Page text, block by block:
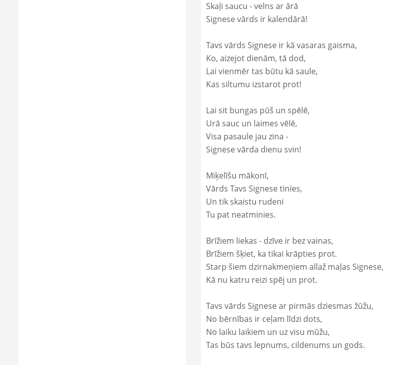
Skaļi saucu - velns ar ārā
Signese vārds ir kalendārā!
Tavs vārds Signese ir kā vasaras gaisma,
Ko, aizejot dienām, tā dod,
Lai vienmēr tas būtu kā saule,
Kas siltumu izstarot prot!
Lai sit bungas pūš un spēlē,
Urā sauc un laimes vēlē,
Visa pasaule jau zina -
Signese vārda dienu svin!
Miķelīšu mākonī,
Vārds Tavs Signese tinies,
Un tik skaistu rudeni
Tu pat neatminies.
Brīžiem liekas - dzīve ir bez vainas,
Brīžiem šķiet, ka tikai krāpties prot.
Starp šiem dzirnakmeņiem allaž maļas Signese,
Kā nu katru reizi spēj un prot.
Tavs vārds Signese ar pirmās dziesmas žūžu,
No bērnības ir ceļam līdzi dots,
No laiku laikiem un uz visu mūžu,
Tas būs tavs lepnums, cildenums un gods.